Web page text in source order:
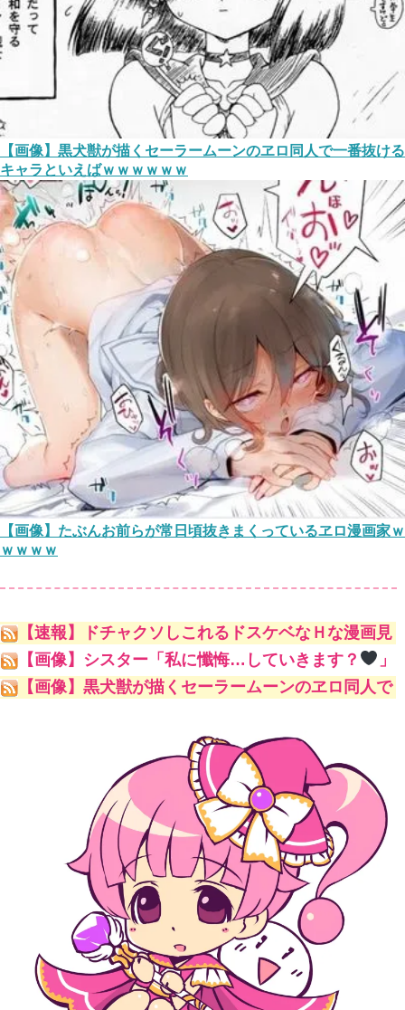
【画像】黒犬獣が描くセーラームーンのヱロ同人で一番抜ける
キャラといえばｗｗｗｗｗｗ
【画像】たぶんお前らが常日頃抜きまくっているヱロ漫画家ｗ
ｗｗｗｗ
【速報】ドチャクソしこれるドスケベなＨな漫画見
つけましたｗｗｗｗｗ
【画像】シスター「私に懺悔…していきます？
」
【画像】黒犬獣が描くセーラームーンのヱロ同人で